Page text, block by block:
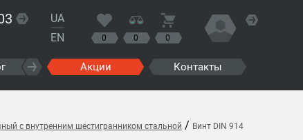
UA
EN
0 0 0
Акции Контакты
с внутренним шестигранником стальной / Винт DIN 914